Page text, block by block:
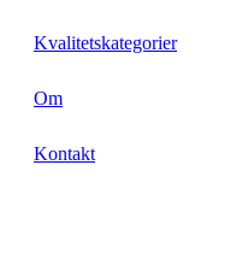
Kvalitetskategorier
Om
Kontakt